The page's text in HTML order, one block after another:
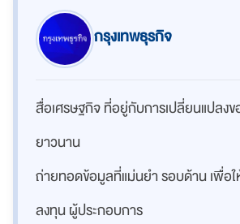
กรุงเทพธุรกิจ
สื่อเศรษฐกิจ ที่อยู่กับการเปลี่ยนแปลงข
ยาวนาน
ถ่ายทอดข้อมูลที่แม่นยำ รอบด้าน เพื่อ
ลงทุน ผู้ประกอบการ